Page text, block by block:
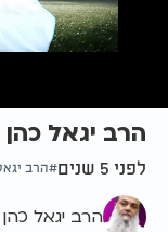
הרב יגאל
לפני 5 שנים הרב
הרב יגאל כהן